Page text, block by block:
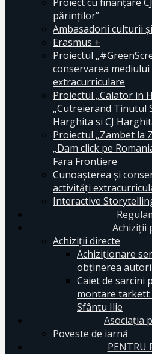
părinţilor”
Ambasadorii culturii
Erasmus +
Proiectul
conservarea
extracurriculare
Proiectul „Calator in
„Cutreierand Tinutul
Harghita si CJ
Proiectul „Zambet la
„Dam click pe
Fara Frontiere
Cunoașterea și
activități
Interactive
Achiziții
Achiziții directe
Achiziționare
obținerea
Caiet de sarcini
montare tarkett
Sfântu Ilie
Asociația
Poveste de iarnă
PENTRU